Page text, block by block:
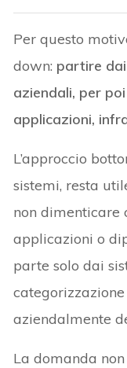
Per questo
down: partire
aziendali, per
applicazioni,
L’approccio
sistemi, resta
non dimenticare
applicazioni o
parte solo dai
aziendalmente
La domanda